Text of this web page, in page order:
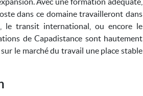
dans ce domaine travailleront dans
le transit international, ou encore le
de Capadistance sont hautement
le marché du travail une place stable